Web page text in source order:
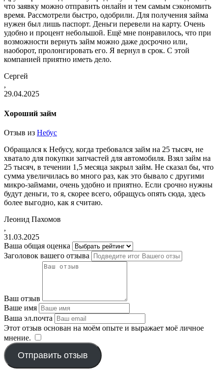
что заявку можно отправить онлайн и тем самым сэкономить
время. Рассмотрели быстро, одобрили. Для получения займа
нужен был лишь паспорт. Деньги перевели на карту. Очень
удобно и процент небольшой. Ещё мне понравилось, что при
возможности вернуть займ можно даже досрочно или,
наоборот, пролонгировать его. Я вернул в срок. С этой
компанией приятно иметь дело.
Сергей
,
29.04.2025
Хороший займ
Отзыв из Небус
Обращался к Небусу, когда требовался займ на 25 тысяч, не
хватало для покупки запчастей для автомобиля. Взял займ на
25 тысяч, в течении 1,5 месяца закрыл займ. Не сказал бы, что
сумма увеличилась во много раз, как это бывало с другими
микро-займами, очень удобно и приятно. Если срочно нужны
будут деньги, то я, скорее всего, обращусь опять сюда, здесь
более выгодно, как я считаю.
Леонид Пахомов
,
31.03.2025
Ваша общая оценка
Заголовок вашего отзыва
Ваш отзыв
Ваше имя
Ваша эл.почта
Этот отзыв основан на моём опыте и выражает моё личное
мнение.
Отправить отзыв